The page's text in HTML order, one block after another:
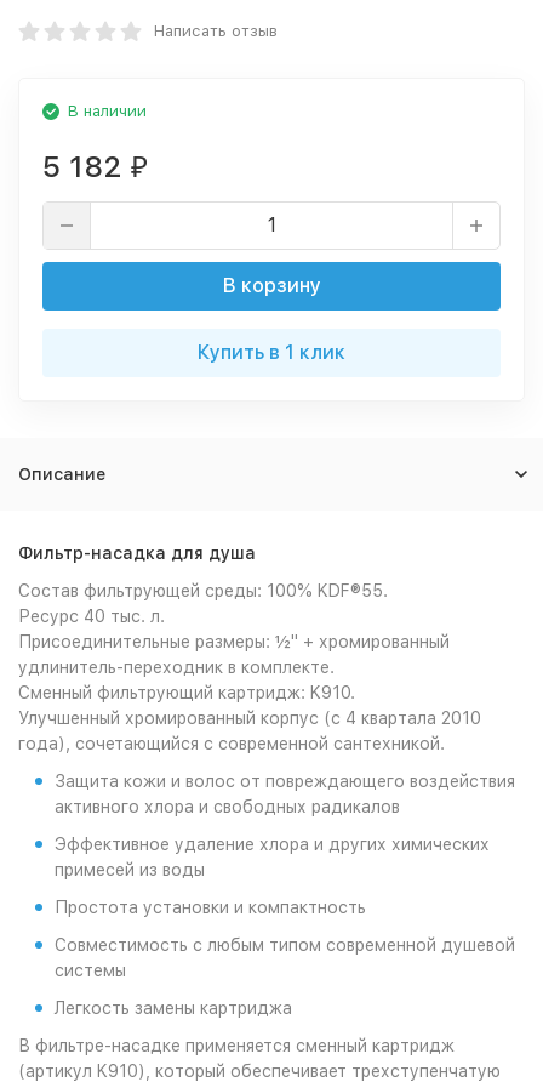
Написать отзыв
В наличии
5 182 ₽
В корзину
Купить в 1 клик
Описание
Фильтр-насадка для душа
Состав фильтрующей среды: 100% KDF®55.
Ресурс 40 тыс. л.
Присоединительные размеры: ½" + хромированный
удлинитель-переходник в комплекте.
Сменный фильтрующий картридж: K910.
Улучшенный хромированный корпус (с 4 квартала 2010
года), сочетающийся с современной сантехникой.
Защита кожи и волос от повреждающего воздействия
активного хлора и свободных радикалов
Эффективное удаление хлора и других химических
примесей из воды
Простота установки и компактность
Совместимость с любым типом современной душевой
системы
Легкость замены картриджа
В фильтре-насадке применяется сменный картридж
(артикул K910), который обеспечивает трехступенчатую